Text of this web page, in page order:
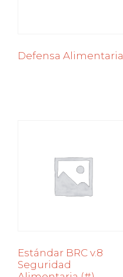
Defensa Alimentaria
Estándar BRC v.8
Seguridad